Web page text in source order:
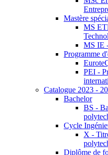
Mastère
MS
MS IE
Programme
PEI -
Catalogue 2023 -
Bachelor
BS -
Cycle
X -
Diplôme de